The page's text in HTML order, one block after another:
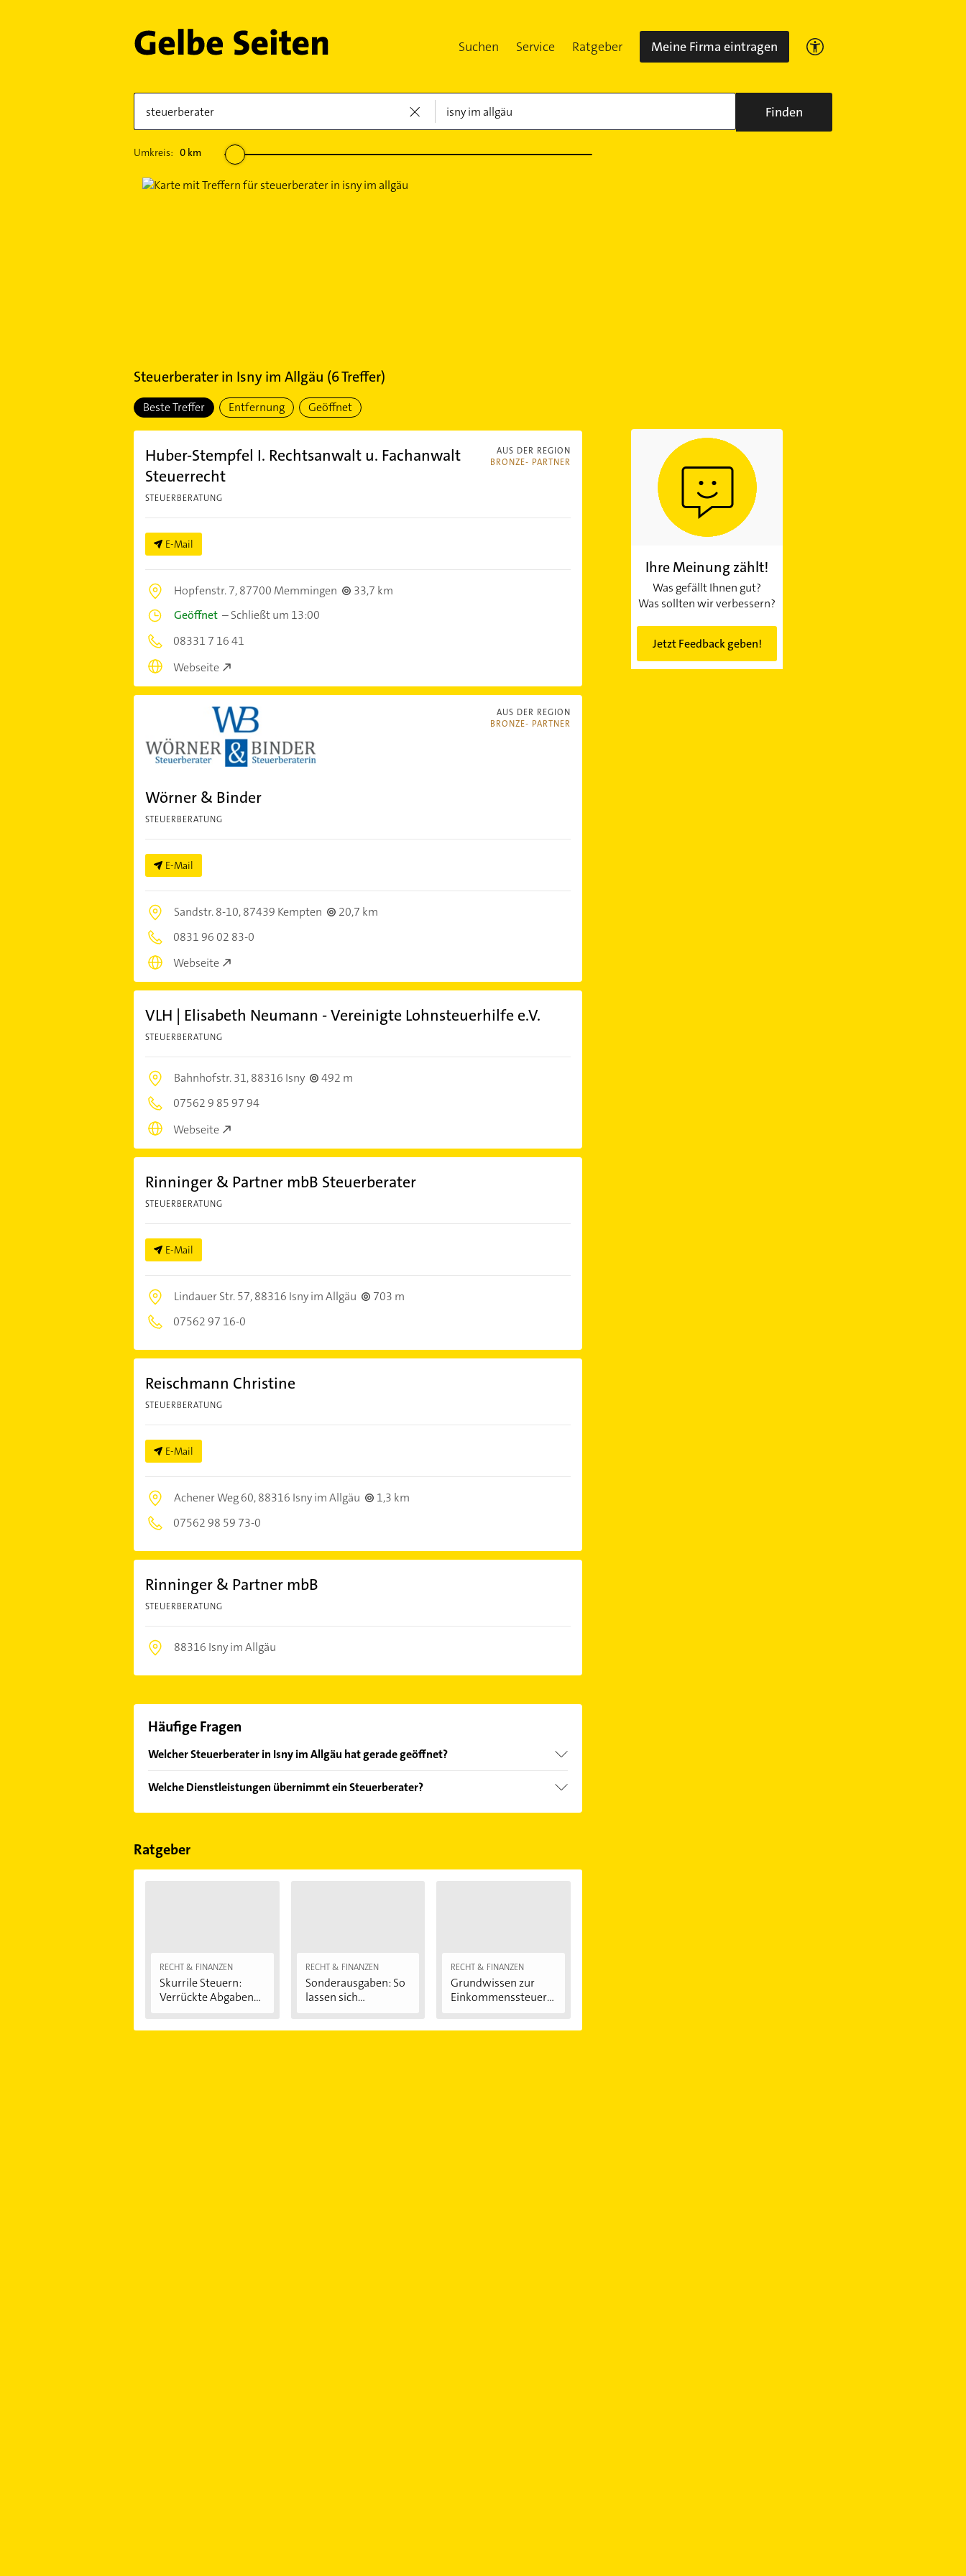
Suchen Service Ratgeber Meine Firma eintragen
Finden
Umkreis: 0km
Steuerberaterin Isny im Allgäu (6Treffer)
Beste Treffer Entfernung Geöffnet
AUS DER REGION
BRONZE- PARTNER
Huber-Stempfel I. Rechtsanwalt u. Fachanwalt
Steuerrecht
STEUERBERATUNG
E-Mail
Hopfenstr. 7,87700 Memmingen
33,7 km
Geöffnet–Schließt um 13:00
08331 7 16 41
Webseite
AUS DER REGION
BRONZE- PARTNER
Wörner & Binder
STEUERBERATUNG
E-Mail
Sandstr. 8-10,87439 Kempten
20,7 km
0831 96 02 83-0
Webseite
VLH | Elisabeth Neumann - Vereinigte Lohnsteuerhilfe e.V.
STEUERBERATUNG
Bahnhofstr. 31,88316 Isny
492 m
07562 9 85 97 94
Webseite
Rinninger & Partner mbB Steuerberater
STEUERBERATUNG
E-Mail
Lindauer Str. 57,88316 Isny im Allgäu
703 m
07562 97 16-0
Reischmann Christine
STEUERBERATUNG
E-Mail
Achener Weg 60,88316 Isny im Allgäu
1,3 km
07562 98 59 73-0
Rinninger & Partner mbB
STEUERBERATUNG
88316 Isny im Allgäu
Häufige Fragen
Welcher Steuerberater in Isny im Allgäu hat gerade geöffnet?
Sonn- und Feiertagen abweichen können.
Welche Dienstleistungen übernimmt ein Steuerberater?
Folgende Leistungen werden angeboten: Einkommensteuer, Existenzgründer,
Ratgeber
RECHT & FINANZEN
Skurrile Steuern:
Verrückte Abgaben...
RECHT & FINANZEN
Sonderausgaben: So
lassen sich...
RECHT & FINANZEN
Grundwissen zur
Einkommenssteuere
Ihre Meinung zählt!
Was gefällt Ihnen gut?
Was sollten wir verbessern?
Jetzt Feedback geben!